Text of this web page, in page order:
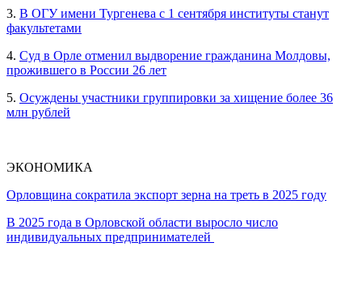
3. В ОГУ имени Тургенева с 1 сентября институты станут
факультетами
4. Суд в Орле отменил выдворение гражданина Молдовы,
прожившего в России 26 лет
5. Осуждены участники группировки за хищение более 36
млн рублей
ЭКОНОМИКА
Орловщина сократила экспорт зерна на треть в 2025 году
В 2025 года в Орловской области выросло число
индивидуальных предпринимателей